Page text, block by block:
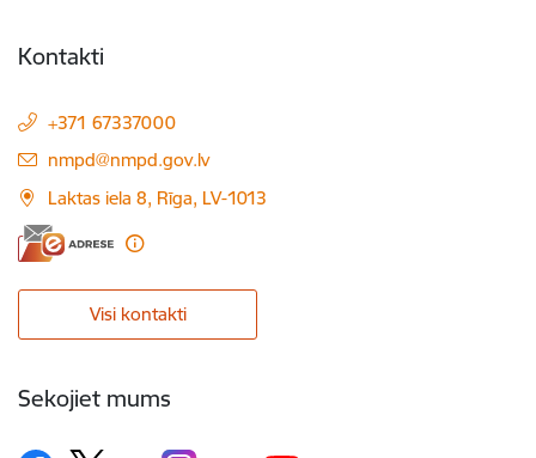
Kontakti
+371 67337000
E-pasts:
nmpd@nmpd.gov.lv
Laktas iela 8, Rīga, LV-1013
Visi kontakti
Sekojiet mums